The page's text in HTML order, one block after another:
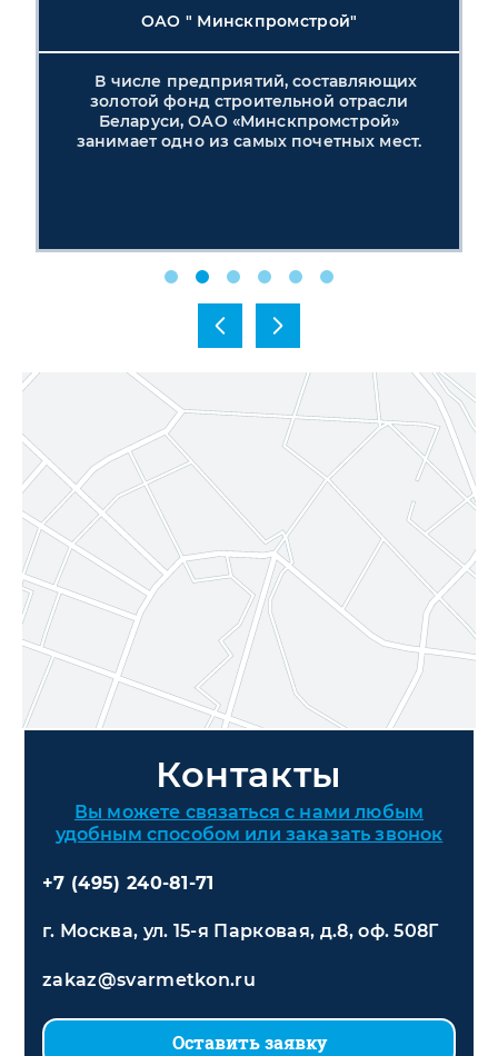
ОАО " Минскпромстрой"
В числе предприятий, составляющих
золотой фонд строительной отрасли
Беларуси, ОАО «Минскпромстрой»
занимает одно из самых почетных мест.
Контакты
Вы можете связаться с нами любым
удобным способом или заказать звонок
+7 (495) 240-81-71
г. Москва, ул. 15-я Парковая, д.8, оф. 508Г
zakaz@svarmetkon.ru
Оставить заявку